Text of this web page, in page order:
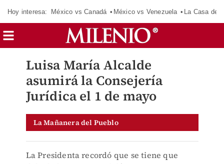
Hoy interesa: México vs Canadá México vs Venezuela La Casa de
Luisa María Alcalde
asumirá la Consejería
Jurídica el 1 de mayo
La Mañanera del Pueblo
La Presidenta recordó que se tiene que